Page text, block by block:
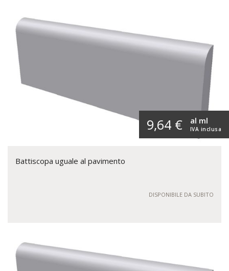
9,64 € IVA inclusa
al ml
Battiscopa uguale al pavimento
DISPONIBILE DA SUBITO